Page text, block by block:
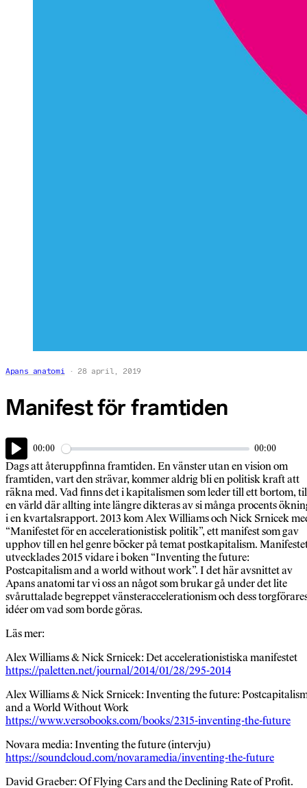
Apans anatomi 28 april, 2019
Manifest för framtiden
Play
00:00 00:00
Dags att återuppfinna framtiden. En vänster utan en vision om
framtiden, vart den strävar, kommer aldrig bli en politisk kraft att
räkna med. Vad finns det i kapitalismen som leder till ett bortom,
en värld där allting inte längre dikteras av si många procents
i en kvartalsrapport. 2013 kom Alex Williams och Nick Srnicek
“Manifestet för en accelerationistisk politik”, ett manifest som gav
upphov till en hel genre böcker på temat postkapitalism.
utvecklades 2015 vidare i boken “Inventing the future:
Postcapitalism and a world without work”. I det här avsnittet av
Apans anatomi tar vi oss an något som brukar gå under det lite
svåruttalade begreppet vänsteraccelerationism och dess
idéer om vad som borde göras.
Läs mer:
Alex Williams & Nick Srnicek: Det accelerationistiska manifestet
https://paletten.net/journal/2014/01/28/295-2014
Alex Williams & Nick Srnicek: Inventing the future:
and a World Without Work
https://www.versobooks.com/books/2315-inventing-the-future
Novara media: Inventing the future (intervju)
https://soundcloud.com/novaramedia/inventing-the-future
David Graeber: Of Flying Cars and the Declining Rate of Profit.